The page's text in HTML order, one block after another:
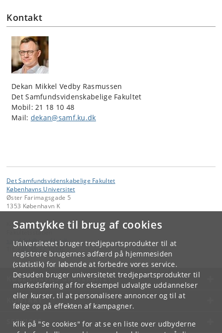
Samtykke til brug af cookies
Universitetet bruger tredjepartsprodukter til at
registrere brugernes adfærd på hjemmesiden
(statistik) for løbende at forbedre vores service.
Desuden bruger universitetet tredjepartsprodukter til
markedsføring af for eksempel udvalgte uddannelser
eller kurser, til at personalisere annoncer og til at
følge op på effekten af kampagner.
Klik på "Se cookies" for at se en liste over udbyderne
Kontakt
Dekan Mikkel Vedby Rasmussen
Det Samfundsvidenskabelige Fakultet
Mobil: 21 18 10 48
Mail: dekan@samf.ku.dk
Det Samfundsvidenskabelige Fakultet
Københavns Universitet
Øster Farimagsgade 5
1353 København K
Kontakt:
Fakultetsstaben
samf-fak @samf.ku.dk
KØBENHAVNS UNIVERSITET
KONTAKT
SERVICES